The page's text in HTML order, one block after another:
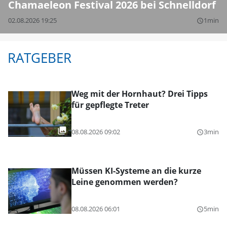
Chamaeleon Festival 2026 bei Schnelldorf
02.08.2026 19:25 query_builder1min
RATGEBER
Weg mit der Hornhaut? Drei Tipps
für gepflegte Treter
08.08.2026 09:02 query_builder3min
Müssen KI-Systeme an die kurze
Leine genommen werden?
08.08.2026 06:01 query_builder5min